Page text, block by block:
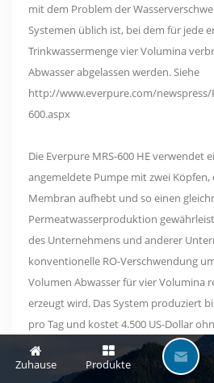
mit dem Problem der
Systemen üblich ist, bei dem für jede
Trinkwassermenge vier Volumina
Abwasser abgelassen werden. Siehe
http://www.everpure.com/newspress/
600.aspx
Die Everpure MRS-600 HE verwendet
angemeldete Pumpe mit zwei
Membran aufhebt und so einen
Permeatwasserproduktion
des Unternehmens und anderer
konventionelle RO-Verschwendung
Volumen Abwasser für vier Volumina
erzeugt wird. Das System produziert
pro Tag und kostet 4.500 US-Dollar
Austausch von Filtern und Kartuschen.
Zuhause Produkte
H